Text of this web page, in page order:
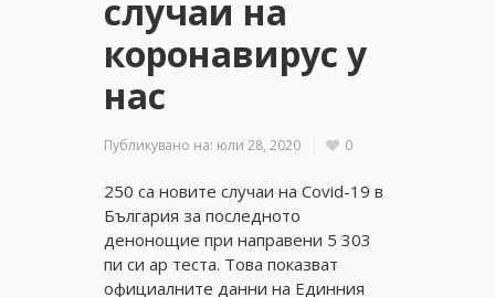
случаи на
коронавирус у
нас
Публикувано на: юли 28, 2020 0
250 са новите случаи на Covid-19 в
България за последното
денонощие при направени 5 303
пи си ар теста. Това показват
официалните данни на Единния